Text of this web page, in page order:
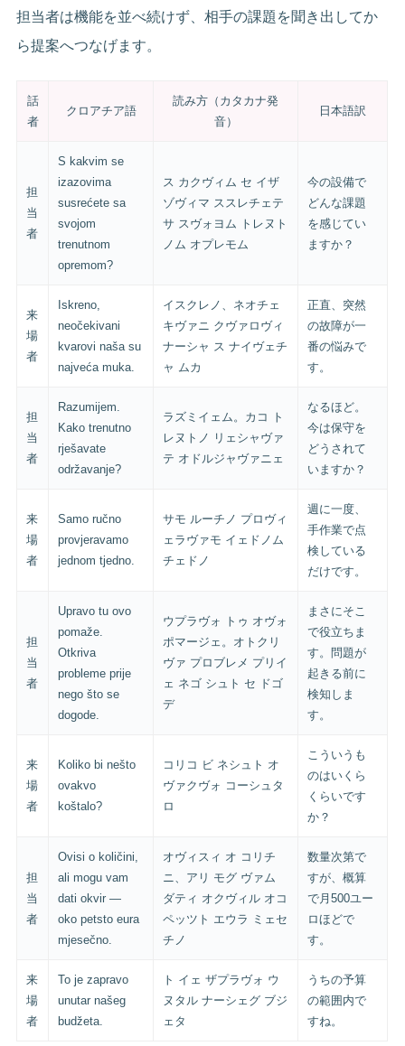
担当者は機能を並べ続けず、相手の課題を聞き出してか
ら提案へつなげます。
話
者
クロアチア語
読み方（カタカナ発
音）
日本語訳
担
当
者
S kakvim se
izazovima
susrećete sa
svojom
trenutnom
opremom?
ス カクヴィム セ イザ
ゾヴィマ ススレチェテ
サ スヴォヨム トレヌト
ノム オプレモム
今の設備で
どんな課題
を感じてい
ますか？
来
場
者
Iskreno,
neočekivani
kvarovi naša su
najveća muka.
イスクレノ、ネオチェ
キヴァニ クヴァロヴィ
ナーシャ ス ナイヴェチ
ャ ムカ
正直、突然
の故障が一
番の悩みで
す。
担
当
者
Razumijem.
Kako trenutno
rješavate
održavanje?
ラズミイェム。カコ ト
レヌトノ リェシャヴァ
テ オドルジャヴァニェ
なるほど。
今は保守を
どうされて
いますか？
来
場
者
Samo ručno
provjeravamo
jednom tjedno.
サモ ルーチノ プロヴィ
ェラヴァモ イェドノム
チェドノ
週に一度、
手作業で点
検している
だけです。
担
当
者
Upravo tu ovo
pomaže.
Otkriva
probleme prije
nego što se
dogode.
ウプラヴォ トゥ オヴォ
ポマージェ。オトクリ
ヴァ プロブレメ プリイ
ェ ネゴ シュト セ ドゴ
デ
まさにそこ
で役立ちま
す。問題が
起きる前に
検知しま
す。
来
場
者
Koliko bi nešto
ovakvo
koštalo?
コリコ ビ ネシュト オ
ヴァクヴォ コーシュタ
ロ
こういうも
のはいくら
くらいです
か？
担
当
者
Ovisi o količini,
ali mogu vam
dati okvir —
oko petsto eura
mjesečno.
オヴィスィ オ コリチ
ニ、アリ モグ ヴァム
ダティ オクヴィル オコ
ペッツト エウラ ミェセ
チノ
数量次第で
すが、概算
で月500ユー
ロほどで
す。
来
場
者
To je zapravo
unutar našeg
budžeta.
ト イェ ザプラヴォ ウ
ヌタル ナーシェグ ブジ
ェタ
うちの予算
の範囲内で
すね。